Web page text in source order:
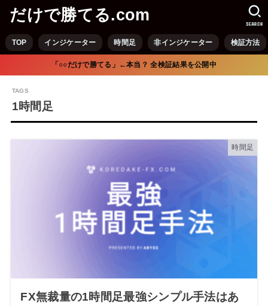
だけで勝てる.com
TOP インジケーター 時間足 非インジケーター 検証方法
SEARCH
「○○だけで勝てる」←本当？ 全検証結果を公開中
1時間足
時間足
FX無裁量の1時間足最強シンプル手法はあ